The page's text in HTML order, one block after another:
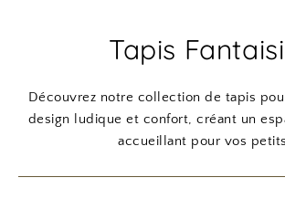
Tapis
Découvrez notre collection de tapis
design ludique et confort, créant un
accueillant pour vos